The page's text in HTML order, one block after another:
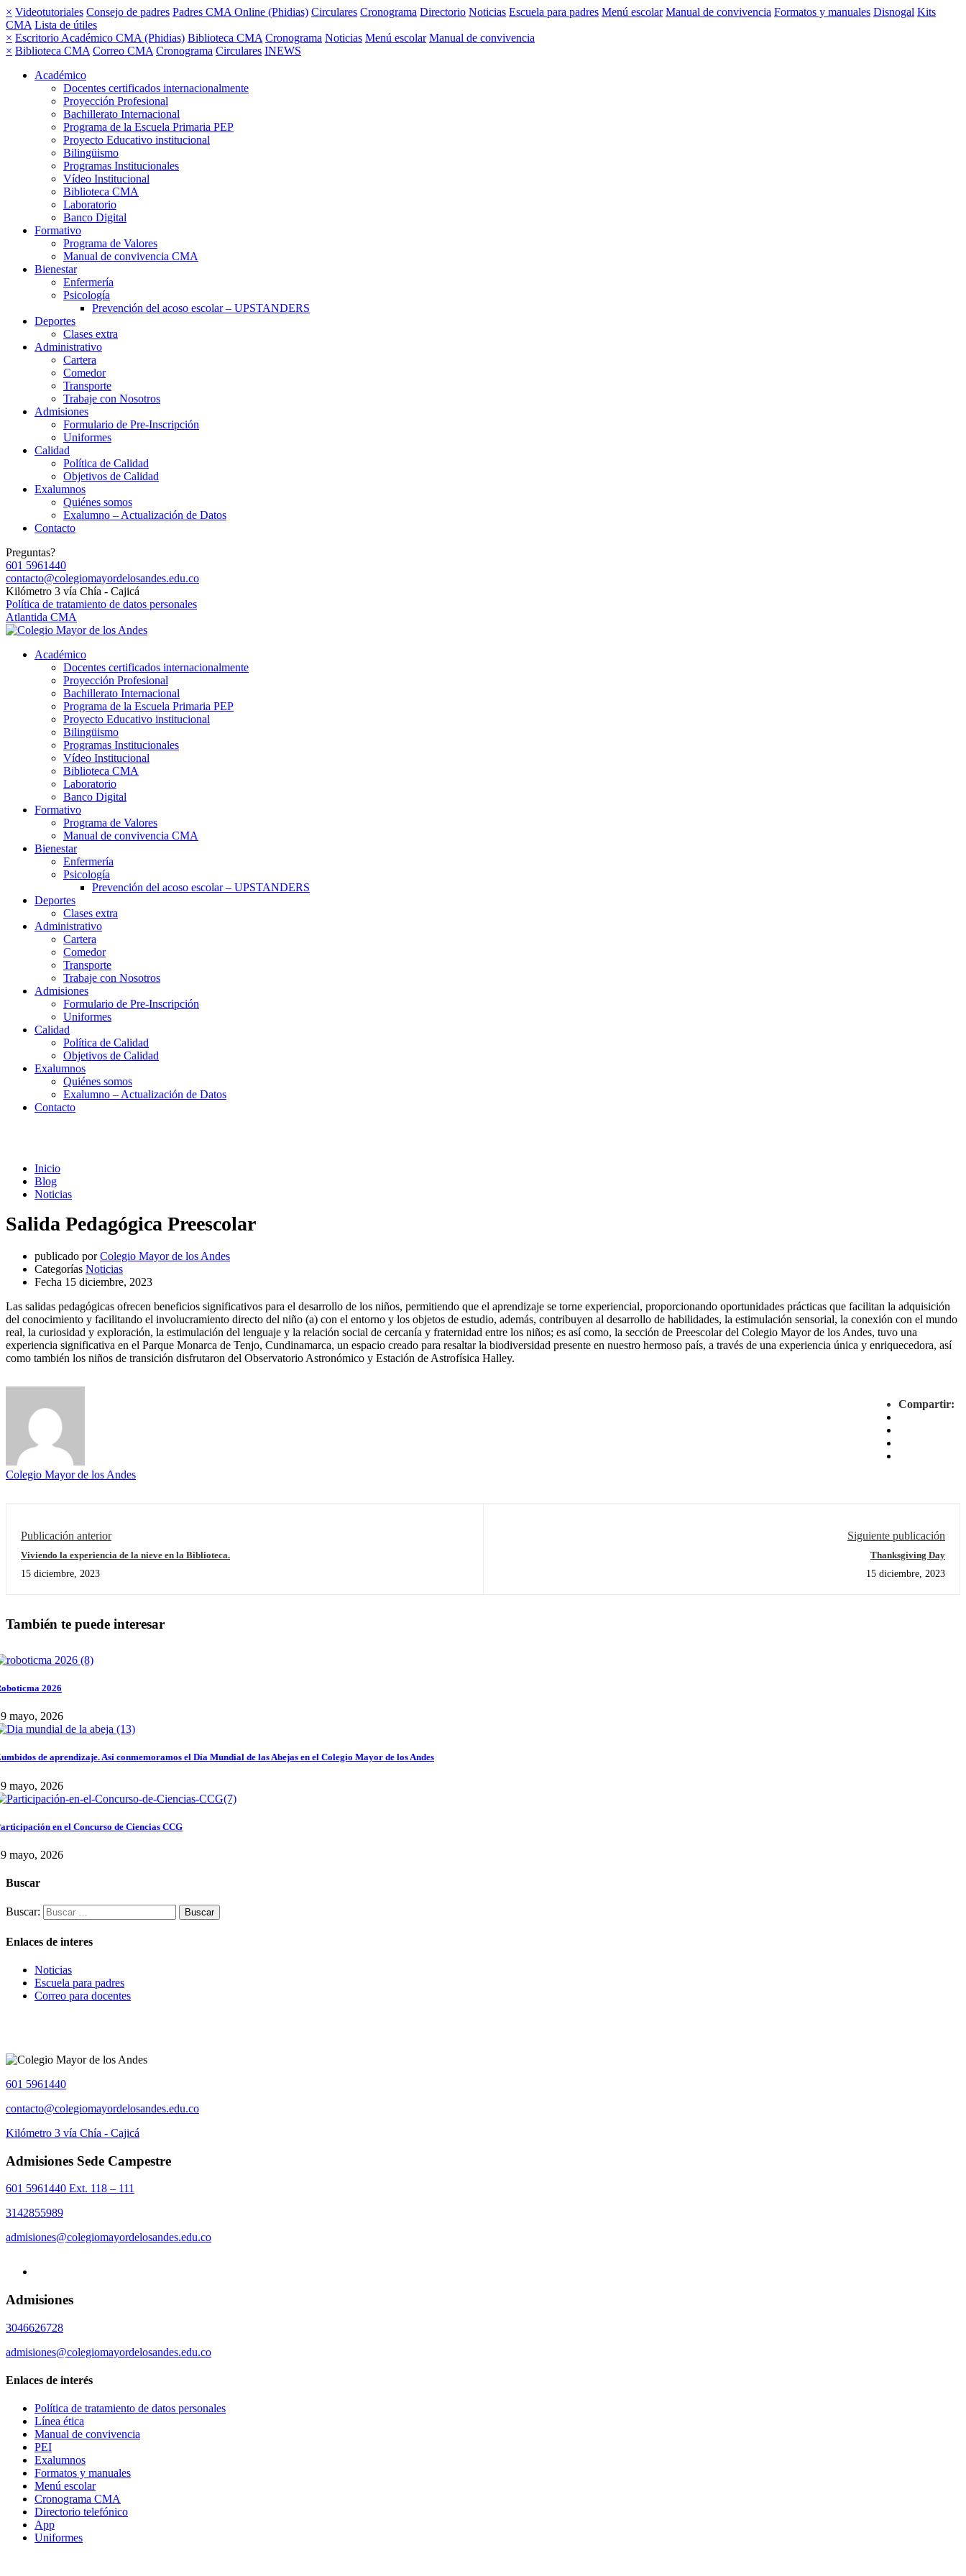
× Videotutoriales Consejo de padres Padres CMA Online (Phidias) Circulares Cronograma Directorio Noticias Escuela para padres Menú escolar Manual de convivencia Formatos y manuales Disnogal Kits
CMA Lista de útiles
× Escritorio Académico CMA (Phidias) Biblioteca CMA Cronograma Noticias Menú escolar Manual de convivencia
× Biblioteca CMA Correo CMA Cronograma Circulares INEWS
Académico
Docentes certificados internacionalmente
Proyección Profesional
Bachillerato Internacional
Programa de la Escuela Primaria PEP
Proyecto Educativo institucional
Bilingüismo
Programas Institucionales
Vídeo Institucional
Biblioteca CMA
Laboratorio
Banco Digital
Formativo
Programa de Valores
Manual de convivencia CMA
Bienestar
Enfermería
Psicología
Prevención del acoso escolar – UPSTANDERS
Deportes
Clases extra
Administrativo
Cartera
Comedor
Transporte
Trabaje con Nosotros
Admisiones
Formulario de Pre-Inscripción
Uniformes
Calidad
Política de Calidad
Objetivos de Calidad
Exalumnos
Quiénes somos
Exalumno – Actualización de Datos
Contacto
Preguntas?
601 5961440
contacto@colegiomayordelosandes.edu.co
Kilómetro 3 vía Chía - Cajicá
Política de tratamiento de datos personales
Atlantida CMA
Académico
Docentes certificados internacionalmente
Proyección Profesional
Bachillerato Internacional
Programa de la Escuela Primaria PEP
Proyecto Educativo institucional
Bilingüismo
Programas Institucionales
Vídeo Institucional
Biblioteca CMA
Laboratorio
Banco Digital
Formativo
Programa de Valores
Manual de convivencia CMA
Bienestar
Enfermería
Psicología
Prevención del acoso escolar – UPSTANDERS
Deportes
Clases extra
Administrativo
Cartera
Comedor
Transporte
Trabaje con Nosotros
Admisiones
Formulario de Pre-Inscripción
Uniformes
Calidad
Política de Calidad
Objetivos de Calidad
Exalumnos
Quiénes somos
Exalumno – Actualización de Datos
Contacto
Inicio
Blog
Noticias
Salida Pedagógica Preescolar
publicado por Colegio Mayor de los Andes
Categorías Noticias
Fecha 15 diciembre, 2023
Las salidas pedagógicas ofrecen beneficios significativos para el desarrollo de los niños, permitiendo que el aprendizaje se torne experiencial, proporcionando oportunidades prácticas que facilitan la adquisición
del conocimiento y facilitando el involucramiento directo del niño (a) con el entorno y los objetos de estudio, además, contribuyen al desarrollo de habilidades, la estimulación sensorial, la conexión con el mundo
real, la curiosidad y exploración, la estimulación del lenguaje y la relación social de cercanía y fraternidad entre los niños; es así como, la sección de Preescolar del Colegio Mayor de los Andes, tuvo una
experiencia significativa en el Parque Monarca de Tenjo, Cundinamarca, un espacio creado para resaltar la biodiversidad presente en nuestro hermoso país, a través de una experiencia única y enriquecedora, así
como también los niños de transición disfrutaron del Observatorio Astronómico y Estación de Astrofísica Halley.
Compartir:
Colegio Mayor de los Andes
Publicación anterior
Viviendo la experiencia de la nieve en la Biblioteca.
15 diciembre, 2023
Siguiente publicación
Thanksgiving Day
15 diciembre, 2023
También te puede interesar
2026
mayo, 2026
de aprendizaje. Así conmemoramos el Día Mundial de las Abejas en el Colegio Mayor de los Andes
mayo, 2026
en el Concurso de Ciencias CCG
mayo, 2026
Buscar
Buscar:
Enlaces de interes
Noticias
Escuela para padres
Correo para docentes
601 5961440
contacto@colegiomayordelosandes.edu.co
Kilómetro 3 vía Chía - Cajicá
Admisiones Sede Campestre
601 5961440 Ext. 118 – 111
3142855989
admisiones@colegiomayordelosandes.edu.co
Admisiones
3046626728
admisiones@colegiomayordelosandes.edu.co
Enlaces de interés
Política de tratamiento de datos personales
Línea ética
Manual de convivencia
PEI
Exalumnos
Formatos y manuales
Menú escolar
Cronograma CMA
Directorio telefónico
App
Uniformes